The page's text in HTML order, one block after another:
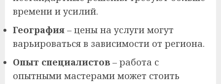
времени и усилий.
География – цены на услуги могут
варьироваться в зависимости от региона.
Опыт специалистов – работа с
опытными мастерами может стоить